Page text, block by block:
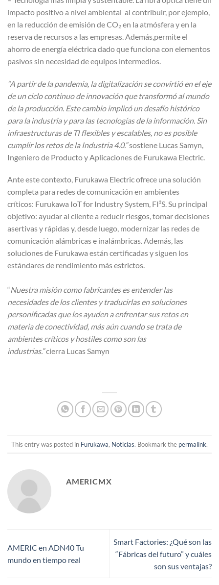
impacto positivo a nivel ambiental al contribuir, por ejemplo,
en la reducción de emisión de CO₂ en la atmósfera y en la
reserva de recursos a las empresas. Además,permite el
ahorro de energía eléctrica dado que funciona con elementos
pasivos sin necesidad de equipos intermedios.
“A partir de la pandemia, la digitalización se convirtió en el eje
de un ciclo continuo de innovación que transformó al mundo
de la producción. Este cambio implicó un desafío histórico
para la industria y para las tecnologías de la información. Sin
infraestructuras de TI flexibles y escalables, no es posible
cumplir los retos de la Industria 4.0.”sostiene Lucas Samyn,
Ingeniero de Producto y Aplicaciones de Furukawa Electric.
Ante este contexto, Furukawa Electric ofrece una solución
completa para redes de comunicación en ambientes
críticos: Furukawa IoT for Industry System, FI²S. Su principal
objetivo: ayudar al cliente a reducir riesgos, tomar decisiones
asertivas y rápidas y, desde luego, modernizar las redes de
comunicación alámbricas e inalámbricas. Además, las
soluciones de Furukawa están certificadas y siguen los
estándares de rendimiento más estrictos.
“Nuestra misión como fabricantes es entender las
necesidades de los clientes y traducirlas en soluciones
personificadas que los ayuden a enfrentar sus retos en
materia de conectividad, más aún cuando se trata de
ambientes críticos y hostiles como son las
industrias.”cierra Lucas Samyn
This entry was posted in Furukawa, Noticias. Bookmark the permalink.
AMERICMX
AMERIC en ADN40 Tu
mundo en tiempo real
Smart Factories: ¿Qué son las
“Fábricas del futuro” y cuáles
son sus ventajas?